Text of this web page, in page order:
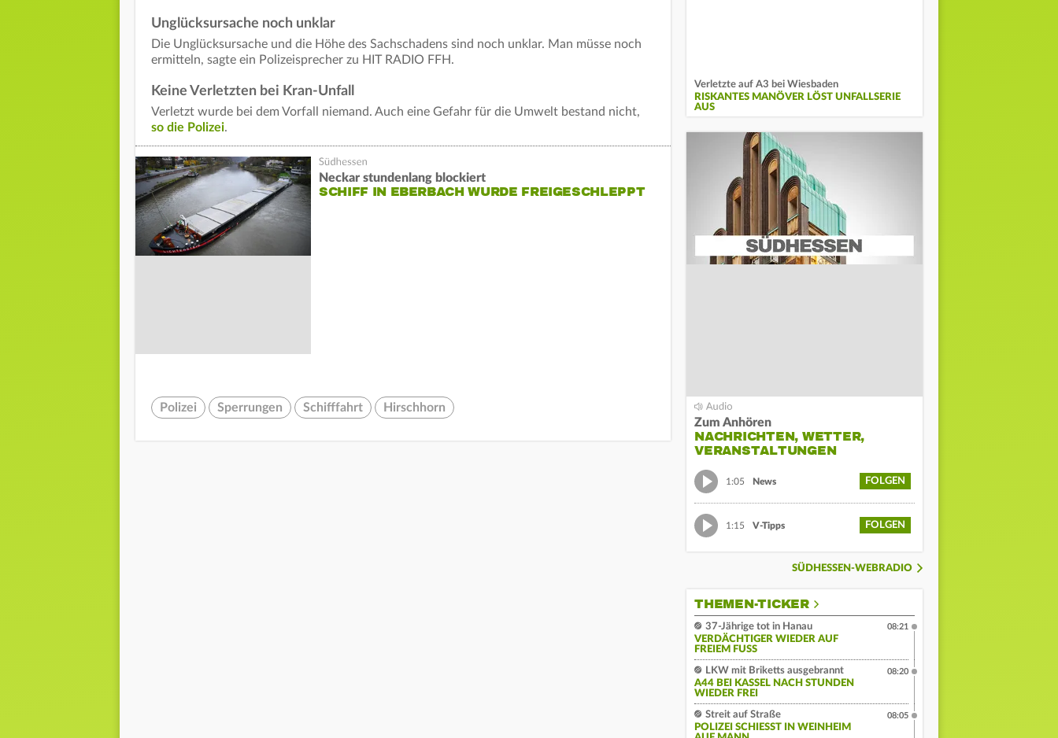
Unglücksursache noch unklar
Die Unglücksursache und die Höhe des Sachschadens sind noch unklar. Man müsse noch
ermitteln, sagte ein Polizeisprecher zu HIT RADIO FFH.
Keine Verletzten bei Kran-Unfall
Verletzt wurde bei dem Vorfall niemand. Auch eine Gefahr für die Umwelt bestand nicht,
so die Polizei.
Neckar stundenlang blockiert
SCHIFF IN EBERBACH WURDE FREIGESCHLEPPT
Polizei Sperrungen Schifffahrt Hirschhorn
Verletzte auf A3 bei Wiesbaden
RISKANTES MANÖVER LÖST UNFALLSERIE
AUS
Zum Anhören
NACHRICHTEN, WETTER,
VERANSTALTUNGEN
1:05 News FOLGEN
1:15 V-Tipps FOLGEN
SÜDHESSEN-WEBRADIO
THEMEN-TICKER
37-Jährige tot in Hanau
VERDÄCHTIGER WIEDER AUF
FREIEM FUSS
08:21
LKW mit Briketts ausgebrannt
A44 BEI KASSEL NACH STUNDEN
WIEDER FREI
08:20
Streit auf Straße
POLIZEI SCHIESST IN WEINHEIM A
08:05